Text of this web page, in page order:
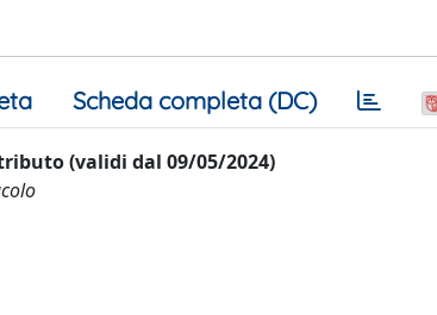
Scheda completa (DC)
(validi dal 09/05/2024)